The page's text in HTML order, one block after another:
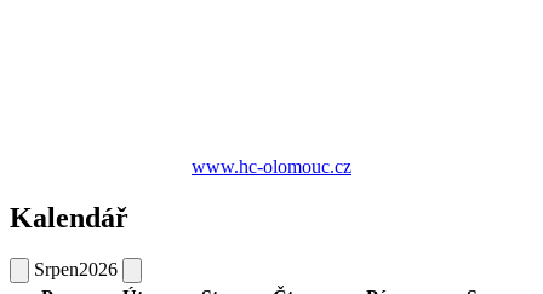
www.hc-olomouc.cz
Kalendář
Srpen2026